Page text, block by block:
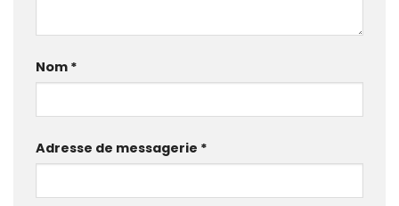
Nom *
Adresse de messagerie *